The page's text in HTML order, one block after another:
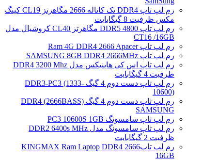
رم لپ تاپ DDR4 تک کاناله 2666 مگاهرتز CL19 کینگ
مکس ظرفیت 8 گیگابایت
رم لپ تاپ DDR5 4800 مگاهرتز CL40 کروشیال مدل
CT16 /16GB
رم لپ تاپ Ram 4G DDR4 2666 Apacer
رم لپ تاپ SAMSUNG 8GB DDR4 2666MHz
رم لپ تاپ اس کی هاینیکس مدل DDR4 3200 Mhz
ظرفیت 4 گیگابایت
رم لپ تاپ دست دوم 4 گیگ DDR3-PC3 (1333-
10600)
رم لپ تاپ دست دوم 4 گیگ DDR4 (2666BASS)
SAMSUNG
رم لپ تاپ سامسونگ PC3 10600S 1GB
رم لپ تاپ سامسونگ مدل DDR2 6400s MHz
ظرفیت 2 گیگابایت
رم لپ تاپ2666 KINGMAX Ram Laptop DDR4
16GB